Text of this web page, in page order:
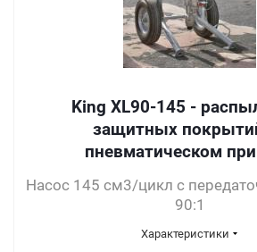
King XL90-145 -
защитных
пневматическом
Насос 145 см3/цикл с
90:1
Характеристики